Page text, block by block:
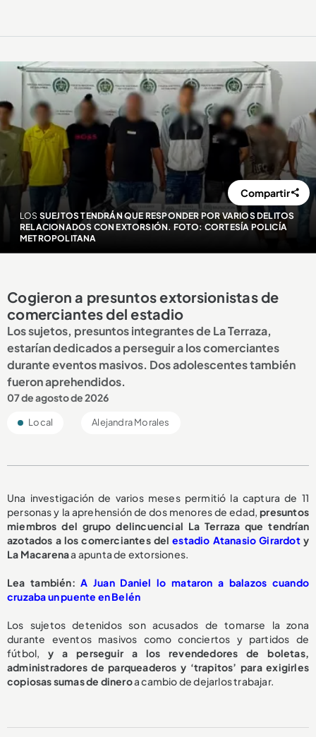
LOS SUEJTOS TENDRÁN QUE RESPONDER POR VARIOS DELITOS
RELACIONADOS CON EXTORSIÓN. FOTO: CORTESÍA POLICÍA
METROPOLITANA
Compartir
Cogieron a presuntos extorsionistas de
comerciantes del estadio
Los sujetos, presuntos integrantes de La Terraza,
estarían dedicados a perseguir a los comerciantes
durante eventos masivos. Dos adolescentes también
fueron aprehendidos.
07 de agosto de 2026
Local Alejandra Morales
Una investigación de varios meses permitió la captura de 11
personas y la aprehensión de dos menores de edad,presuntos
miembros del grupo delincuencial La Terraza que tendrían
azotados a los comerciantes delestadio Atanasio Girardoty
La Macarenaa apunta de extorsiones.
Lea también:A Juan Daniel lo mataron a balazos cuando
cruzaba un puente en Belén
Los sujetos detenidos son acusados de tomarse la zona
durante eventos masivos como conciertos y partidos de
fútbol,y a perseguir a los revendedores de boletas,
administradores de parqueaderos y ‘trapitos’ para exigirles
copiosas sumas de dineroa cambio de dejarlos trabajar.